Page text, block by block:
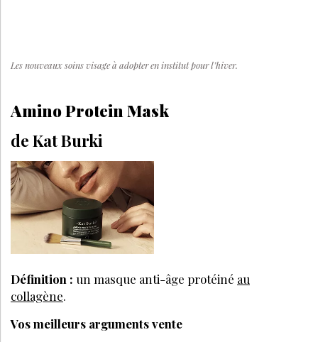
Les nouveaux soins visage à adopter en institut pour l’hiver.
Amino Protein Mask
de Kat Burki
Définition : un masque anti-âge protéiné au
collagène.
Vos meilleurs arguments vente